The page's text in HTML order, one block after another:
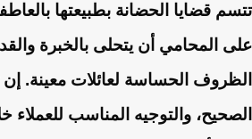
تتسم قضايا الحضانة بطبيعتها
على المحامي أن يتحلى بالخبرة
الظروف الحساسة لعائلات معينة. إن
الصحيح، والتوجيه المناسب للعملاء